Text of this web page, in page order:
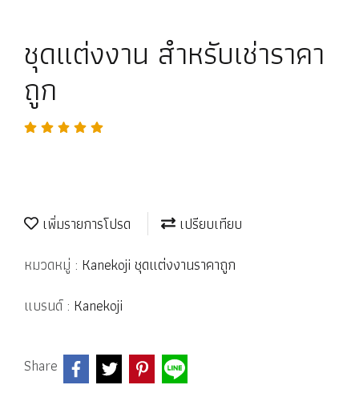
ชุดแต่งงาน สำหรับเช่าราคา
ถูก
เพิ่มรายการโปรด
เปรียบเทียบ
หมวดหมู่ : Kanekoji ชุดแต่งงานราคาถูก
แบรนด์ : Kanekoji
Share